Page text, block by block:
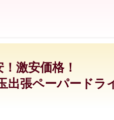
激安価格！
出張ペーパードラ